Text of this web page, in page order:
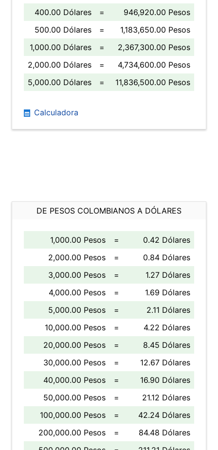
400.00 Dólares
=
946,920.00 Pesos
500.00 Dólares
=
1,183,650.00 Pesos
1,000.00 Dólares
=
2,367,300.00 Pesos
2,000.00 Dólares
=
4,734,600.00 Pesos
5,000.00 Dólares
= 11,836,500.00 Pesos
Calculadora
DE PESOS COLOMBIANOS A DÓLARES
1,000.00 Pesos =
0.42 Dólares
2,000.00 Pesos
=
0.84 Dólares
3,000.00 Pesos
=
1.27 Dólares
4,000.00 Pesos
=
1.69 Dólares
5,000.00 Pesos
=
2.11 Dólares
10,000.00 Pesos
=
4.22 Dólares
20,000.00 Pesos
=
8.45 Dólares
30,000.00 Pesos
=
12.67 Dólares
40,000.00 Pesos
=
16.90 Dólares
50,000.00 Pesos
=
21.12 Dólares
100,000.00 Pesos
=
42.24 Dólares
200,000.00 Pesos
=
84.48 Dólares